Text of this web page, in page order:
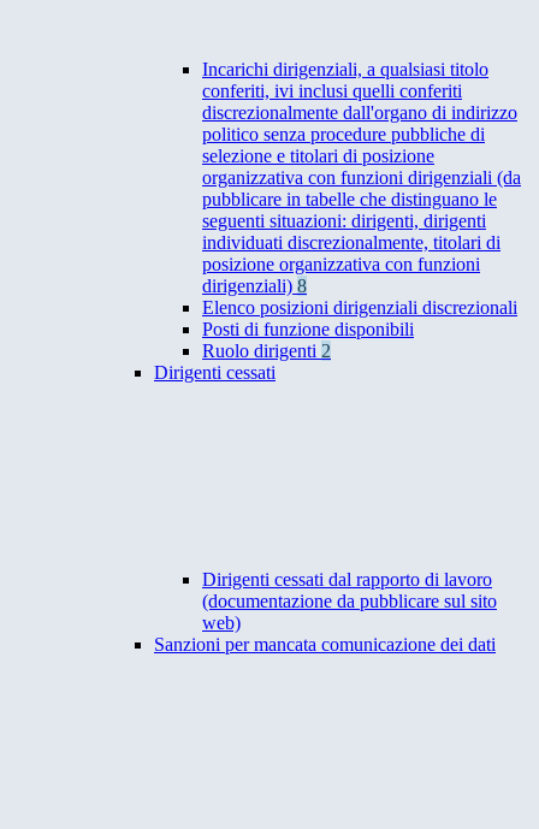
Incarichi dirigenziali, a qualsiasi titolo
conferiti, ivi inclusi quelli conferiti
discrezionalmente dall'organo di indirizzo
politico senza procedure pubbliche di
selezione e titolari di posizione
organizzativa con funzioni dirigenziali (da
pubblicare in tabelle che distinguano le
seguenti situazioni: dirigenti, dirigenti
individuati discrezionalmente, titolari di
posizione organizzativa con funzioni
dirigenziali) 8
Elenco posizioni dirigenziali discrezionali
Posti di funzione disponibili
Ruolo dirigenti 2
Dirigenti cessati
Dirigenti cessati dal rapporto di lavoro
(documentazione da pubblicare sul sito
web)
Sanzioni per mancata comunicazione dei dati